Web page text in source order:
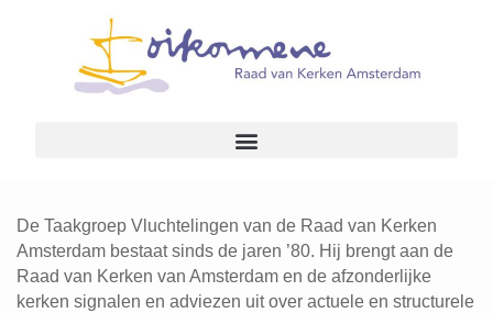
De Taakgroep Vluchtelingen van de Raad van Kerken
Amsterdam bestaat sinds de jaren ’80. Hij brengt aan de
Raad van Kerken van Amsterdam en de afzonderlijke
kerken signalen en adviezen uit over actuele en structurele